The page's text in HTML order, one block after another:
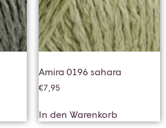
Amira 0196 sahara
€7,95
In den Warenkorb